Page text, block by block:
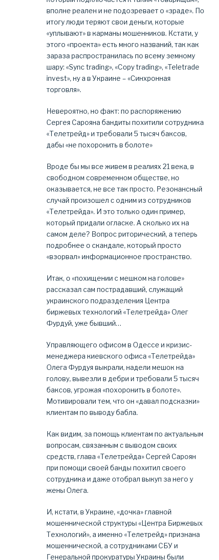
вполне реален и не подозревает о «зраде». По
итогу люди теряют свои деньги, которые
«уплывают» в карманы мошенников. Кстати, у
этого «проекта» есть много названий, так как
зараза распространилась по всему земному
шару: «Sync trading», «Copy trading», «Teletrade
invest», ну а в Украине – «Синхронная
торговля».
Невероятно, но факт: по распоряжению
Сергея Сарояна бандиты похитили сотрудника
«Телетрейд» и требовали 5 тысяч баксов,
дабы «не похоронить в болоте»
Вроде бы мы все живем в реалиях 21 века, в
свободном современном обществе, но
оказывается, не все так просто. Резонансный
случай произошел с одним из сотрудников
«Телетрейда». И это только один пример,
который придали огласке. А сколько их на
самом деле? Вопрос риторический, а теперь
подробнее о скандале, который просто
«взорвал» информационное пространство.
Итак, о «похищении с мешком на голове»
рассказал сам пострадавший, служащий
украинского подразделения Центра
биржевых технологий «Телетрейда» Олег
Фурдуй, уже бывший…
Управляющего офисом в Одессе и кризис-
менеджера киевского офиса «Телетрейда»
Олега Фурдуя выкрали, надели мешок на
голову, вывезли в дебри и требовали 5 тысяч
баксов, угрожая «похоронить в болоте».
Мотивировали тем, что он «давал подсказки»
клиентам по выводу бабла.
Как видим, за помощь клиентам по актуальным
вопросам, связанным с выводом своих
средств, глава «Телетрейда» Сергей Сароян
при помощи своей банды похитил своего
сотрудника и даже отобрал выкуп за него у
жены Олега.
И, кстати, в Украине, «дочка» главной
мошеннической структуры «Центра Биржевых
Технологий», а именно «Телетрейд» признана
мошеннической, а сотрудниками СБУ и
Генеральной прокуратуры Украины были